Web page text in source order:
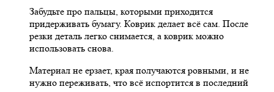
Забудьте про пальцы, которыми приходится
придерживать бумагу. Коврик делает всё сам. После
резки деталь легко снимается, а коврик можно
использовать снова.
Материал не ерзает, края получаются ровными, и не
нужно переживать, что всё испортится в последний